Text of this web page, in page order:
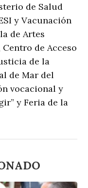
de Salud
y Vacunación
de Artes
de Acceso
de la
de Mar del
vocacional y
y Feria de la